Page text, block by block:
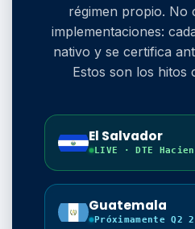
régimen propio. No
implementaciones:
nativo y se certifica
Estos son los hitos
El Salvador
LIVE · DTE
Guatemala
Próximamente Q2